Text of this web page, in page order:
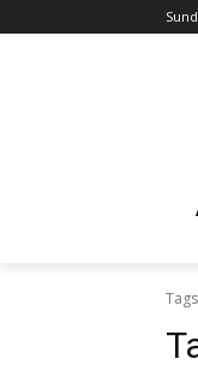
Tags